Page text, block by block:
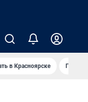
в Красноярске Гриль-